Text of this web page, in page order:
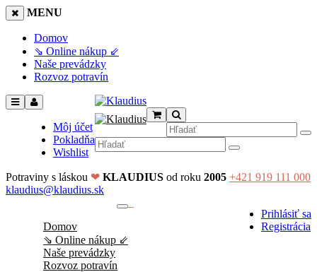
MENU
Domov
⇘ Online nákup ⇙
Naše prevádzky
Rozvoz potravín
Môj účet
Pokladňa
Wishlist
Potraviny s láskou ❤ KLAUDIUS od roku 2005 +421 919 111 000
klaudius@klaudius.sk
Prihlásiť sa
Registrácia
Domov
⇘ Online nákup ⇙
Naše prevádzky
Rozvoz potravín